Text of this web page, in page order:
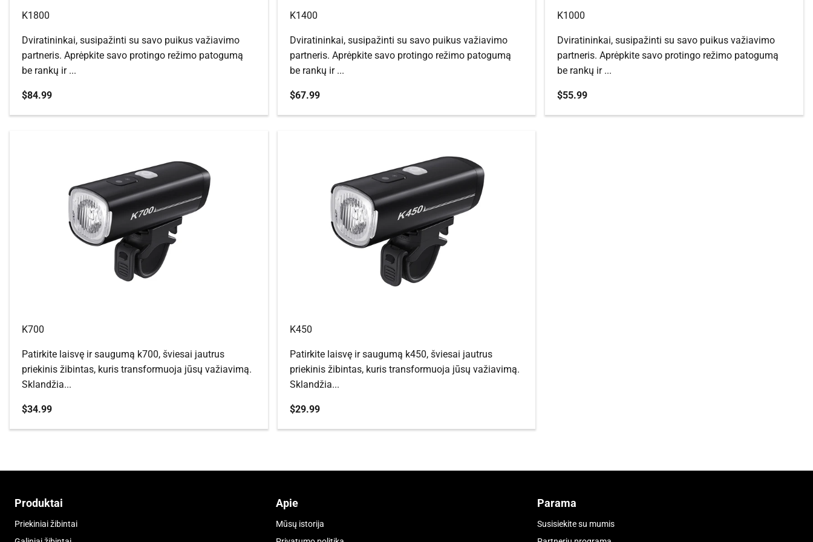
K1800
Dviratininkai, susipažinti su savo puikus važiavimo
partneris. Aprėpkite savo protingo režimo patogumą
be rankų ir ...
Pardavimo kaina
$84.99
K1400
Dviratininkai, susipažinti su savo puikus važiavimo
partneris. Aprėpkite savo protingo režimo patogumą
be rankų ir ...
Pardavimo kaina
$67.99
K1000
Dviratininkai, susipažinti su savo puikus važiavimo
partneris. Aprėpkite savo protingo režimo patogumą
be rankų ir ...
Pardavimo kaina
$55.99
K700
Patirkite laisvę ir saugumą k700, šviesai jautrus
priekinis žibintas, kuris transformuoja jūsų važiavimą.
Sklandžia...
Pardavimo kaina
$34.99
K450
Patirkite laisvę ir saugumą k450, šviesai jautrus
priekinis žibintas, kuris transformuoja jūsų važiavimą.
Sklandžia...
Pardavimo kaina
$29.99
Produktai
Priekiniai žibintai
Apie
Mūsų istorija
Parama
Susisiekite su mumis